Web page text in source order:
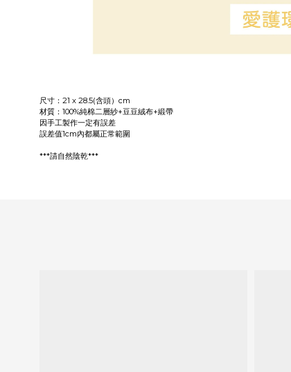
尺寸：21 x 28.5(含頭） cm
材質：100%純棉二層紗+豆豆絨布+緞帶
因手工製作一定有誤差
誤差值1cm內都屬正常範圍
***請自然陰乾***